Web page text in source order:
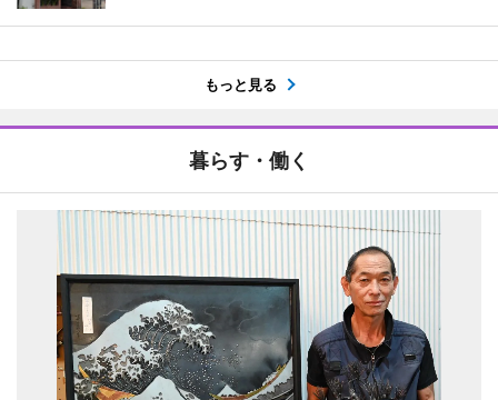
もっと見る
暮らす・働く